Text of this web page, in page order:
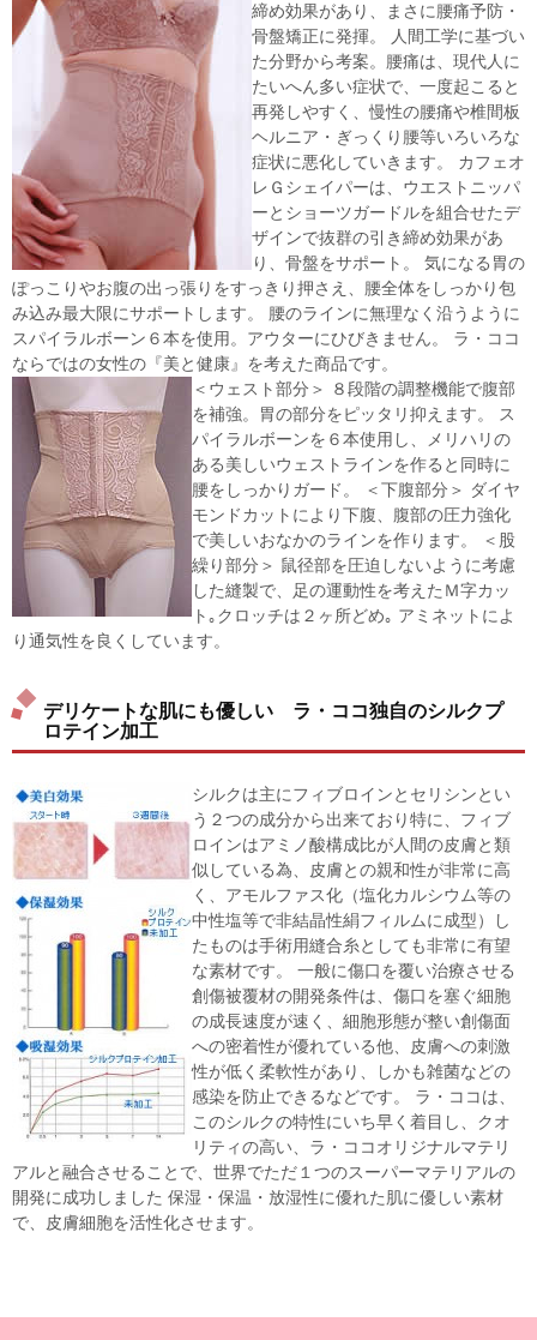
締め効果があり、まさに腰痛予防・
骨盤矯正に発揮。 人間工学に基づい
た分野から考案。腰痛は、現代人に
たいへん多い症状で、一度起こると
再発しやすく、慢性の腰痛や椎間板
ヘルニア・ぎっくり腰等いろいろな
症状に悪化していきます。 カフェオ
レＧシェイパーは、ウエストニッパ
ーとショーツガードルを組合せたデ
ザインで抜群の引き締め効果があ
り、骨盤をサポート。 気になる胃の
ぽっこりやお腹の出っ張りをすっきり押さえ、腰全体をしっかり包
み込み最大限にサポートします。 腰のラインに無理なく沿うように
スパイラルボーン６本を使用。アウターにひびきません。 ラ・ココ
ならではの女性の『美と健康』を考えた商品です。
＜ウェスト部分＞ ８段階の調整機能で腹部
を補強。胃の部分をピッタリ抑えます。 ス
パイラルボーンを６本使用し、メリハリの
ある美しいウェストラインを作ると同時に
腰をしっかりガード。 ＜下腹部分＞ ダイヤ
モンドカットにより下腹、腹部の圧力強化
で美しいおなかのラインを作ります。 ＜股
繰り部分＞ 鼠径部を圧迫しないように考慮
した縫製で、足の運動性を考えたＭ字カッ
ト｡クロッチは２ヶ所どめ｡ アミネットによ
り通気性を良くしています。
デリケートな肌にも優しい ラ・ココ独自のシルクプ
ロテイン加工
シルクは主にフィブロインとセリシンとい
う２つの成分から出来ており特に、フィブ
ロインはアミノ酸構成比が人間の皮膚と類
似している為、皮膚との親和性が非常に高
く、アモルファス化（塩化カルシウム等の
中性塩等で非結晶性絹フィルムに成型）し
たものは手術用縫合糸としても非常に有望
な素材です。 一般に傷口を覆い治療させる
創傷被覆材の開発条件は、傷口を塞ぐ細胞
の成長速度が速く、細胞形態が整い創傷面
への密着性が優れている他、皮膚への刺激
性が低く柔軟性があり、しかも雑菌などの
感染を防止できるなどです。 ラ・ココは、
このシルクの特性にいち早く着目し、クオ
リティの高い、ラ・ココオリジナルマテリ
アルと融合させることで、世界でただ１つのスーパーマテリアルの
開発に成功しました 保湿・保温・放湿性に優れた肌に優しい素材
で、皮膚細胞を活性化させます。